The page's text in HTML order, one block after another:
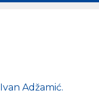
Ivan Adžamić.